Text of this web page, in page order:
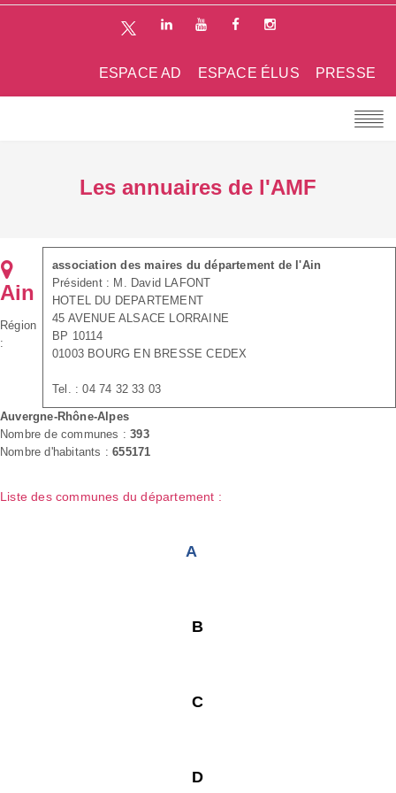
PRESSE
ESPACE ÉLUS
ESPACE AD
Les annuaires de l'AMF
association des maires du département de l'Ain
Président : M. David LAFONT
HOTEL DU DEPARTEMENT
45 AVENUE ALSACE LORRAINE
BP 10114
01003 BOURG EN BRESSE CEDEX
Tel. : 04 74 32 33 03
Ain
Région
:
Auvergne-Rhône-Alpes
Nombre de communes :393
Nombre d'habitants :655171
Liste des communes du département :
A
B
C
D